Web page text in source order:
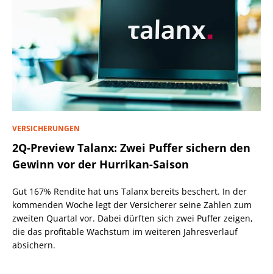
VERSICHERUNGEN
2Q-Preview Talanx: Zwei Puffer sichern den
Gewinn vor der Hurrikan-Saison
Gut 167% Rendite hat uns Talanx bereits beschert. In der
kommenden Woche legt der Versicherer seine Zahlen zum
zweiten Quartal vor. Dabei dürften sich zwei Puffer zeigen,
die das profitable Wachstum im weiteren Jahresverlauf
absichern.